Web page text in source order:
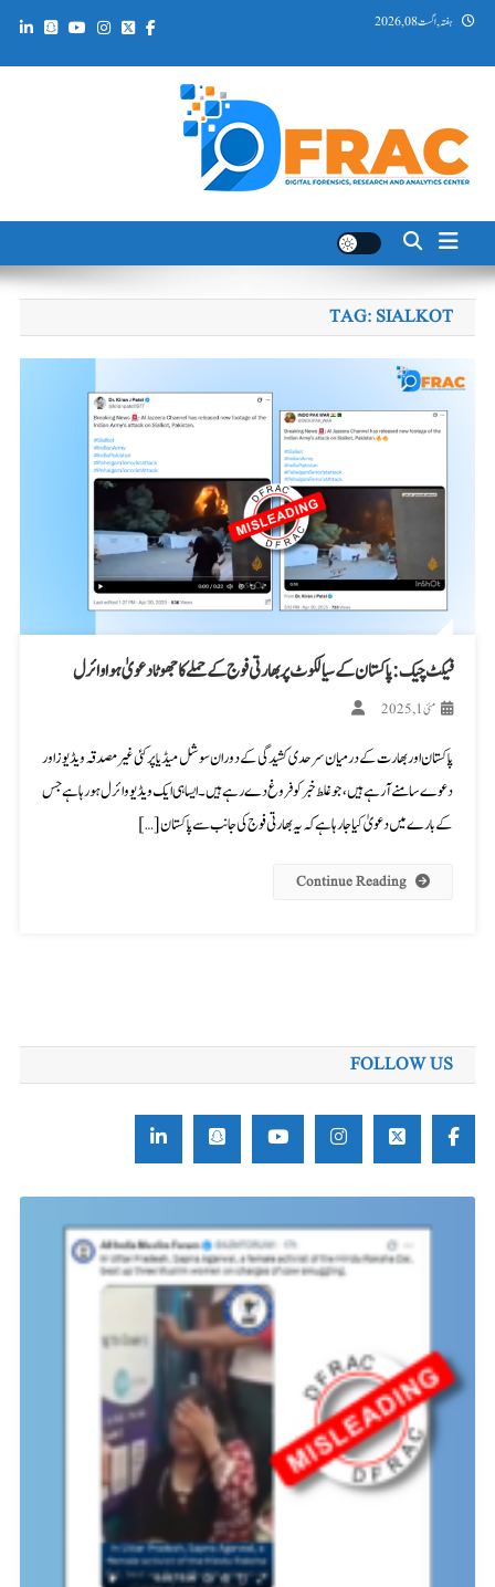
Skip ہفتہ, اگست 08, 2026
DFRAC_ORG
TAG: SIALKOT
فیکٹ چیک: پاکستان کے سیالکوٹ پر بھارتی فوج کے حملے کا جھوٹا دعویٰ ہوا وائرل
مئی 1, 2025
پاکستان اور بھارت کے درمیان سرحدی کشیدگی کے دوران سوشل میڈیا پر کئی غیر مصدقہ ویڈیوز اور
دعوے سامنے آ رہے ہیں، جو غلط خبر کو فروغ دے رہے ہیں۔ ایسا ہی ایک ویڈیو وائرل ہو رہا ہے جس
کے بارے میں دعویٰ کیا جا رہا ہے کہ یہ بھارتی فوج کی جانب سے پاکستان […]
Continue Reading
FOLLOW US